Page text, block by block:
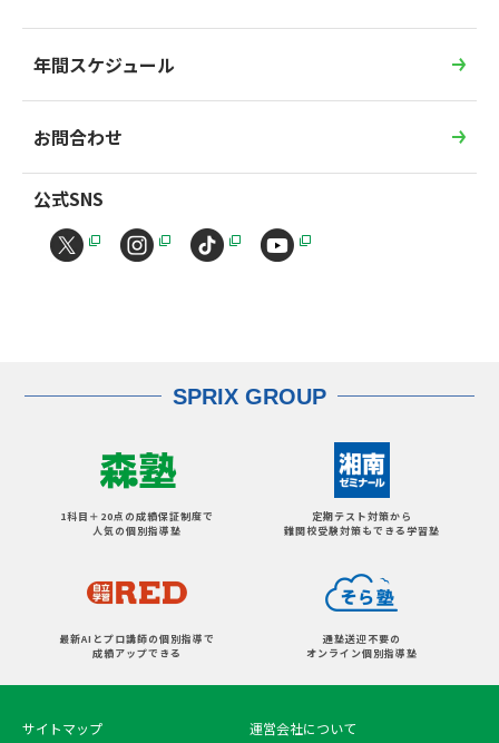
年間スケジュール
お問合わせ
公式SNS
SPRIX GROUP
1科目＋20点の成績保証制度で
人気の個別指導塾
定期テスト対策から
難関校受験対策もできる学習塾
最新AIとプロ講師の個別指導で
成績アップできる
通塾送迎不要の
オンライン個別指導塾
サイトマップ
運営会社について